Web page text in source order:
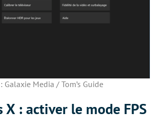
Galaxie Media / Tom’s Guide
X : activer le mode FPS